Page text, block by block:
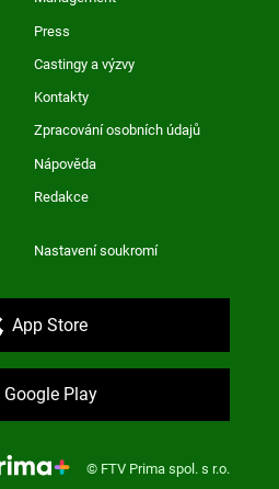
Press
Castingy a výzvy
Kontakty
Zpracování osobních údajů
Nápověda
Redakce
Nastavení soukromí
App Store
Google Play
© FTV Prima spol. s r.o.